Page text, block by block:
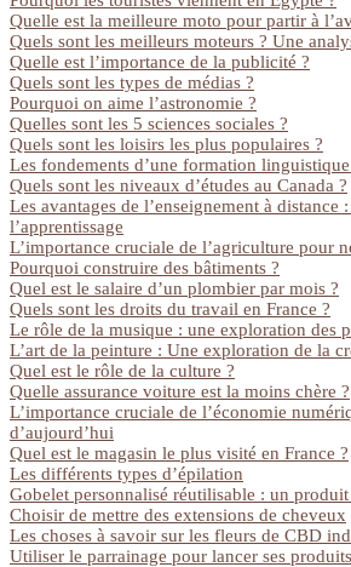
Quelle est la meilleure moto pour partir à
Quels sont les meilleurs moteurs ? Une
Quelle est l’importance de la publicité ?
Quels sont les types de médias ?
Pourquoi on aime l’astronomie ?
Quelles sont les 5 sciences sociales ?
Quels sont les loisirs les plus populaires ?
Les fondements d’une formation
Quels sont les niveaux d’études au Canada ?
Les avantages de l’enseignement à distance
l’apprentissage
L’importance cruciale de l’agriculture pour
Pourquoi construire des bâtiments ?
Quel est le salaire d’un plombier par mois ?
Quels sont les droits du travail en France ?
Le rôle de la musique : une exploration des
L’art de la peinture : Une exploration de la
Quel est le rôle de la culture ?
Quelle assurance voiture est la moins chère ?
L’importance cruciale de l’économie
d’aujourd’hui
Quel est le magasin le plus visité en France ?
Les différents types d’épilation
Gobelet personnalisé réutilisable : un
Choisir de mettre des extensions de cheveux
Les choses à savoir sur les fleurs de CBD
Utiliser le parrainage pour lancer ses